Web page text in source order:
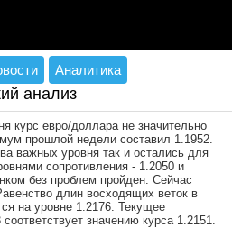
Аналитика
анализ
курс евро/доллара не значительно
прошлой недели составил 1.1952.
важных уровня так и остались для
сопротивления - 1.2050 и
без проблем пройден. Сейчас
длин восходящих веток в
на уровне 1.2176. Текущее
значению курса 1.2151.